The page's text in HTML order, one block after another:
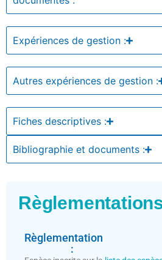
Expériences de gestion :
Autres expériences de gestion :
Fiches descriptives :
Bibliographie et documents :
Règlementation
: